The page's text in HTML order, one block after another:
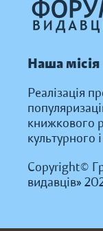
Наша місія
Реалізація
книжкового
культурного
Copyright©
видавців»